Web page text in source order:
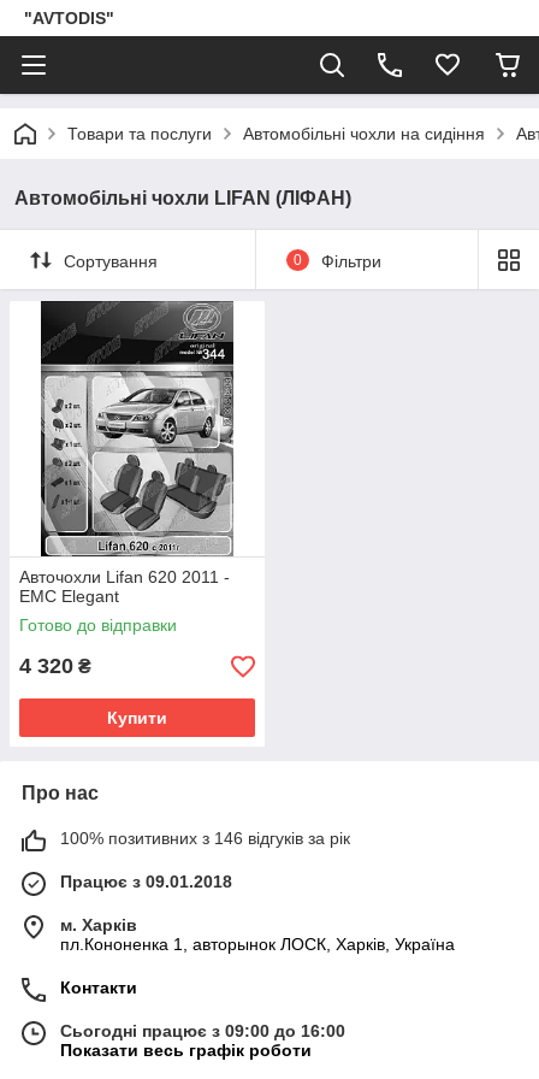
"AVTODIS"
Товари та послуги Автомобільні чохли на сидіння
Автомобільні чохли LIFAN (ЛІФАН)
Сортування 0 Фільтри
Авточохли Lifan 620 2011 -
EMC Elegant
Готово до відправки
4 320 ₴
Купити
Про нас
100% позитивних з 146 відгуків за рік
Працює з 09.01.2018
м. Харків
пл.Кононенка 1, авторынок ЛОСК, Харків, Україна
Контакти
Сьогодні працює з 09:00 до 16:00
Показати весь графік роботи